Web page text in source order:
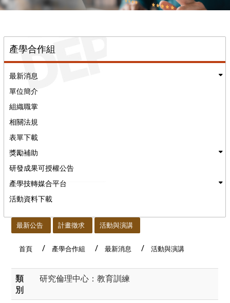
產學合作組
最新消息
單位簡介
組織職掌
相關法規
表單下載
獎勵補助
研發成果可授權公告
產學技轉媒合平台
活動資料下載
最新公告 計畫徵求 活動與演講
首頁 產學合作組 最新消息 活動與演講
類
別
研究倫理中心：教育訓練